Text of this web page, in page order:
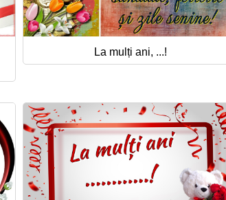
La mulți ani, ...!